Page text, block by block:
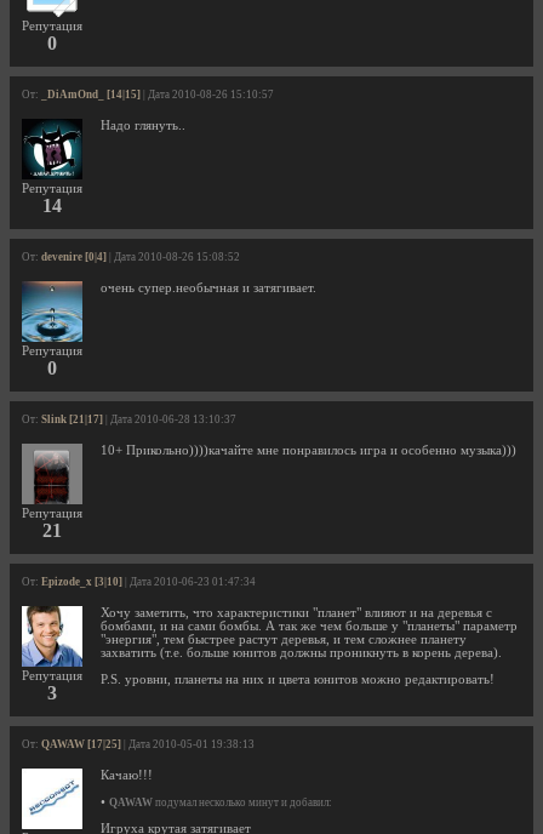
Репутация
0
От: _DiAmOnd_ [14|15] | Дата 2010-08-26 15:10:57
Репутация
14
Надо глянуть..
От: devenire [0|4] | Дата 2010-08-26 15:08:52
Репутация
0
очень супер.необычная и затягивает.
От: Slink [21|17] | Дата 2010-06-28 13:10:37
Репутация
21
10+ Прикольно))))качайте мне понравилось игра и особенно музыка)))
От: Epizode_x [3|10] | Дата 2010-06-23 01:47:34
Репутация
3
Хочу заметить, что характеристики "планет" влияют и на деревья с
бомбами, и на сами бомбы. А так же чем больше у "планеты" параметр
"энергия", тем быстрее растут деревья, и тем сложнее планету
захватить (т.е. больше юнитов должны проникнуть в корень дерева).
P.S. уровни, планеты на них и цвета юнитов можно редактировать!
От: QAWAW [17|25] | Дата 2010-05-01 19:38:13
Качаю!!!
• QAWAW подумал несколько минут и добавил:
Игруха крутая затягивает